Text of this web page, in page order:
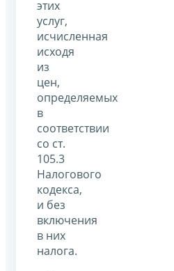
этих
услуг,
исчисленная
исходя
из
цен,
определяемых
в
соответствии
со ст.
105.3
Налогового
кодекса,
и без
включения
в них
налога.